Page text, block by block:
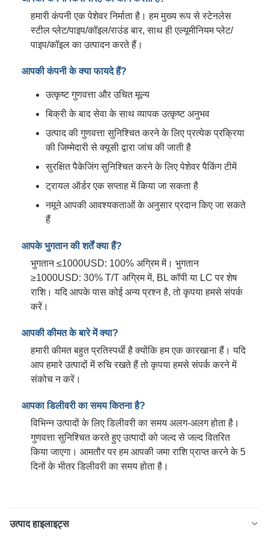
हमारी कंपनी एक पेशेवर निर्माता है। हम मुख्य रूप से स्टेनलेस
स्टील प्लेट/पाइप/कॉइल/राउंड बार, साथ ही एल्यूमीनियम प्लेट/
पाइप/कॉइल का उत्पादन करते हैं।
आपकी कंपनी के क्या फायदे हैं?
उत्कृष्ट गुणवत्ता और उचित मूल्य
बिक्री के बाद सेवा के साथ व्यापक उत्कृष्ट अनुभव
उत्पाद की गुणवत्ता सुनिश्चित करने के लिए प्रत्येक प्रक्रिया
की जिम्मेदारी से क्यूसी द्वारा जांच की जाती है
सुरक्षित पैकेजिंग सुनिश्चित करने के लिए पेशेवर पैकिंग टीमें
ट्रायल ऑर्डर एक सप्ताह में किया जा सकता है
नमूने आपकी आवश्यकताओं के अनुसार प्रदान किए जा सकते
हैं
आपके भुगतान की शर्तें क्या हैं?
भुगतान ≤1000USD: 100% अग्रिम में। भुगतान
≥1000USD: 30% T/T अग्रिम में, BL कॉपी या LC पर शेष
राशि। यदि आपके पास कोई अन्य प्रश्न है, तो कृपया हमसे संपर्क
करें।
आपकी कीमत के बारे में क्या?
हमारी कीमत बहुत प्रतिस्पर्धी है क्योंकि हम एक कारखाना हैं। यदि
आप हमारे उत्पादों में रुचि रखते हैं तो कृपया हमसे संपर्क करने में
संकोच न करें।
आपका डिलीवरी का समय कितना है?
विभिन्न उत्पादों के लिए डिलीवरी का समय अलग-अलग होता है।
गुणवत्ता सुनिश्चित करते हुए उत्पादों को जल्द से जल्द वितरित
किया जाएगा। आमतौर पर हम आपकी जमा राशि प्राप्त करने के 5
दिनों के भीतर डिलीवरी का समय होता है।
उत्पाद हाइलाइट्स